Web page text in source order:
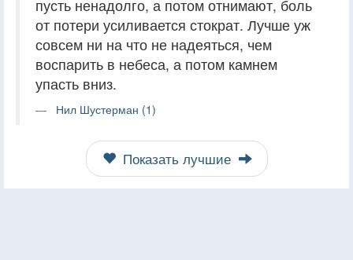
пусть ненадолго, а потом отнимают, боль
от потери усиливается стократ. Лучше уж
совсем ни на что не надеяться, чем
воспарить в небеса, а потом камнем
упасть вниз.
Нил Шустерман (1)
Показать лучшие